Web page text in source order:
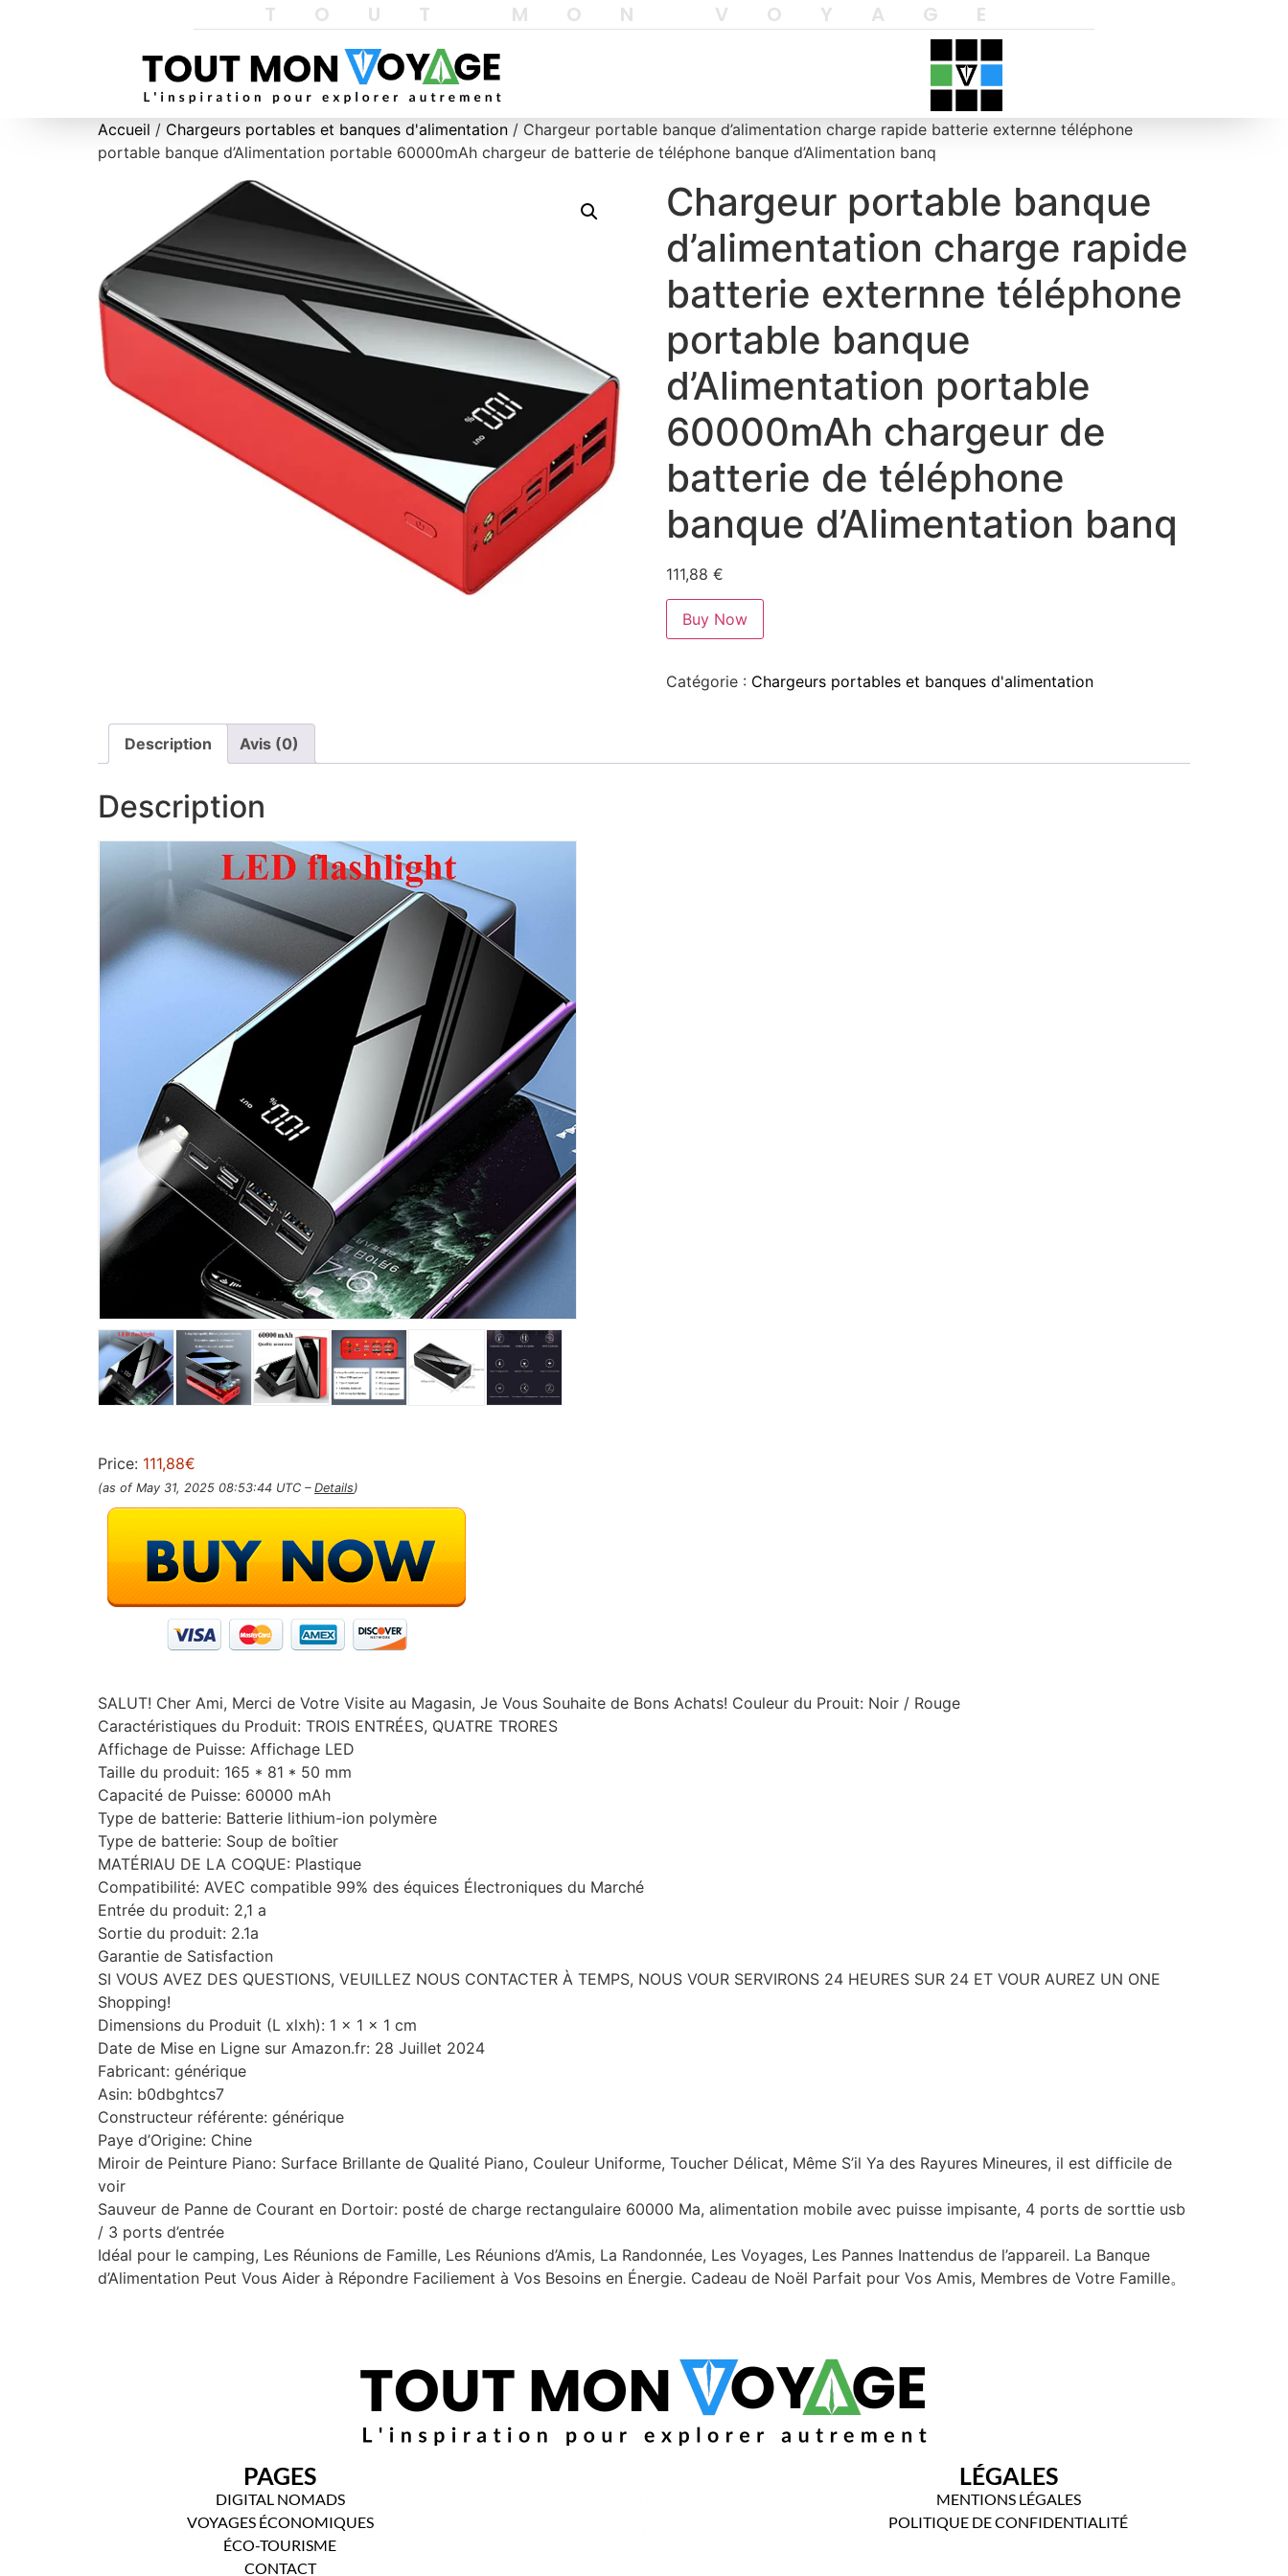
TOUT MON VOYAGE
Accueil / Chargeurs portables et banques d'alimentation / Chargeur portable banque d’alimentation charge rapide batterie externne téléphone
portable banque d’Alimentation portable 60000mAh chargeur de batterie de téléphone banque d’Alimentation banq
Chargeur portable banque
d’alimentation charge rapide
batterie externne téléphone
portable banque
d’Alimentation portable
60000mAh chargeur de
batterie de téléphone
banque d’Alimentation banq
111,88 €
Buy Now
Catégorie : Chargeurs portables et banques d'alimentation
Description Avis (0)
Description
Price: 111,88€
(as of May 31, 2025 08:53:44 UTC – Details)
SALUT! Cher Ami, Merci de Votre Visite au Magasin, Je Vous Souhaite de Bons Achats! Couleur du Prouit: Noir / Rouge
Caractéristiques du Produit: TROIS ENTRÉES, QUATRE TRORES
Affichage de Puisse: Affichage LED
Taille du produit: 165 * 81 * 50 mm
Capacité de Puisse: 60000 mAh
Type de batterie: Batterie lithium-ion polymère
Type de batterie: Soup de boîtier
MATÉRIAU DE LA COQUE: Plastique
Compatibilité: AVEC compatible 99% des équices Électroniques du Marché
Entrée du produit: 2,1 a
Sortie du produit: 2.1a
Garantie de Satisfaction
SI VOUS AVEZ DES QUESTIONS, VEUILLEZ NOUS CONTACTER À TEMPS, NOUS VOUR SERVIRONS 24 HEURES SUR 24 ET VOUR AUREZ UN ONE
Shopping!
Dimensions du Produit (L xlxh): 1 x 1 x 1 cm
Date de Mise en Ligne sur Amazon.fr: 28 Juillet 2024
Fabricant: générique
Asin: b0dbghtcs7
Constructeur référente: générique
Paye d’Origine: Chine
Miroir de Peinture Piano: Surface Brillante de Qualité Piano, Couleur Uniforme, Toucher Délicat, Même S’il Ya des Rayures Mineures, il est difficile de
voir
Sauveur de Panne de Courant en Dortoir: posté de charge rectangulaire 60000 Ma, alimentation mobile avec puisse impisante, 4 ports de sorttie usb
/ 3 ports d’entrée
Idéal pour le camping, Les Réunions de Famille, Les Réunions d’Amis, La Randonnée, Les Voyages, Les Pannes Inattendus de l’appareil. La Banque
d’Alimentation Peut Vous Aider à Répondre Faciliement à Vos Besoins en Énergie. Cadeau de Noël Parfait pour Vos Amis, Membres de Votre Famille。
PAGES
DIGITAL NOMADS
VOYAGES ÉCONOMIQUES
ÉCO-TOURISME
CONTACT
LÉGALES
MENTIONS LÉGALES
POLITIQUE DE CONFIDENTIALITÉ